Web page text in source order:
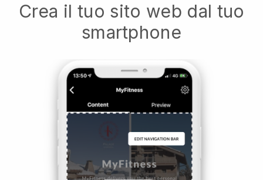
Crea il tuo sito web dal tuo
smartphone